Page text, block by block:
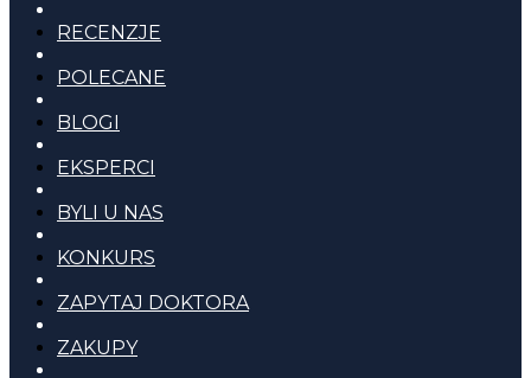
RECENZJE
POLECANE
BLOGI
EKSPERCI
BYLI U NAS
KONKURS
ZAPYTAJ DOKTORA
ZAKUPY